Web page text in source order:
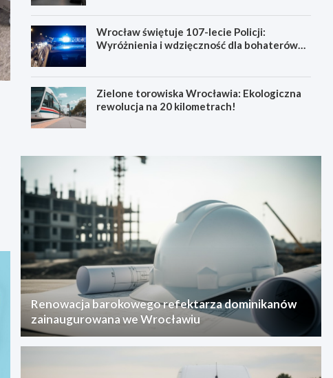
Wrocław świętuje 107-lecie Policji:
Wyróżnienia i wdzięczność dla bohaterów
Zielone torowiska Wrocławia: Ekologiczna
rewolucja na 20 kilometrach!
Renowacja barokowego refektarza dominikanów
zainaugurowana we Wrocławiu